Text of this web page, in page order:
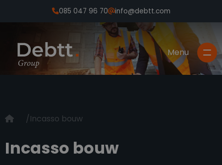
085 047 96 70 info@debtt.com
Incasso bouw
Incasso bouw